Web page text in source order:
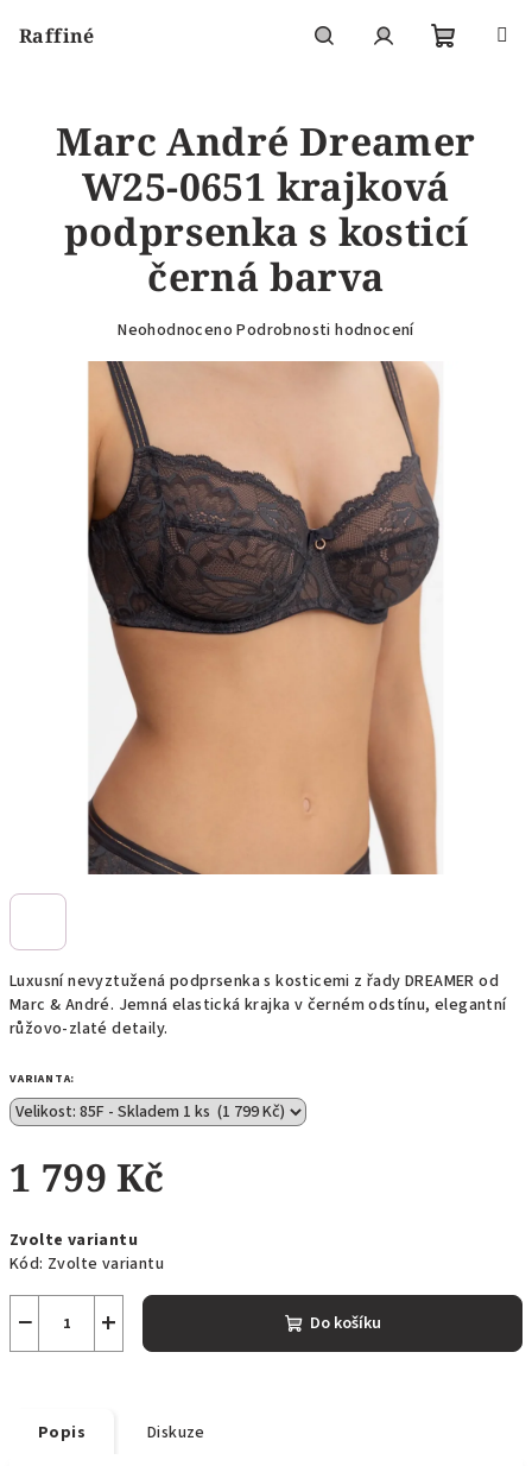
Raffiné
košík
Luxusní nevyztužená podprsenka s kosticemi z řady DREAMER od
Marc & André. Jemná elastická krajka v černém odstínu, elegantní
růžovo-zlaté detaily.
VARIANTA:
1 799 Kč
cena:
Zvolte variantu
Kód: Zvolte variantu
+
− Do košíku
Marc André Dreamer
W25-0651 krajková
podprsenka s kosticí
černá barva
Průměrné
produktu
je
0,0
hvězdiček.
Neohodnoceno Podrobnosti hodnocení
Popis Diskuze